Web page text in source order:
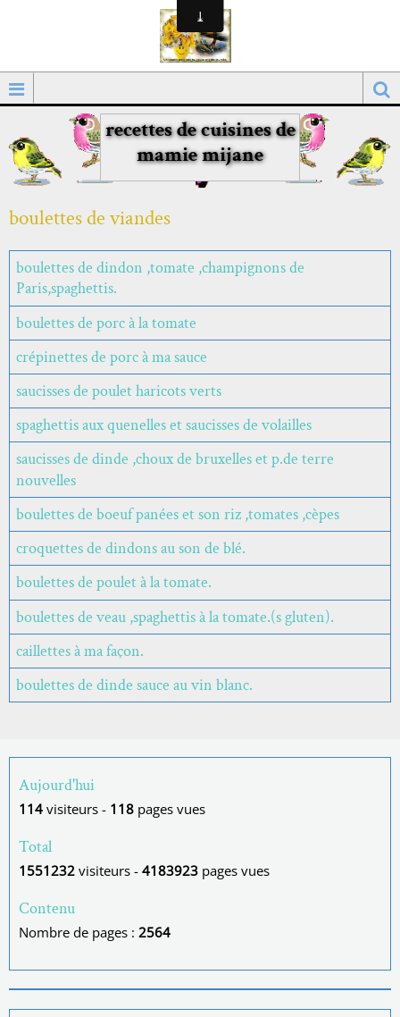
recettes de cuisines de
mamie mijane
boulettes de viandes
boulettes de dindon ,tomate ,champignons de
Paris,spaghettis.
boulettes de porc à la tomate
crépinettes de porc à ma sauce
saucisses de poulet haricots verts
spaghettis aux quenelles et saucisses de volailles
saucisses de dinde ,choux de bruxelles et p.de terre
nouvelles
boulettes de boeuf panées et son riz ,tomates ,cèpes
croquettes de dindons au son de blé.
boulettes de poulet à la tomate.
boulettes de veau ,spaghettis à la tomate.(s gluten).
caillettes à ma façon.
boulettes de dinde sauce au vin blanc.
Aujourd'hui
114 visiteurs - 118 pages vues
Total
1551232 visiteurs - 4183923 pages vues
Contenu
Nombre de pages : 2564